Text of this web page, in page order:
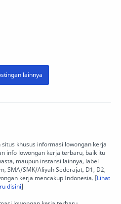
khusus informasi lowongan kerja
info lowongan kerja terbaru, baik itu
maupun instansi lainnya, label
SMA/SMK/Aliyah Sederajat, D1, D2,
kerja mencakup Indonesia. [Lihat
disini]